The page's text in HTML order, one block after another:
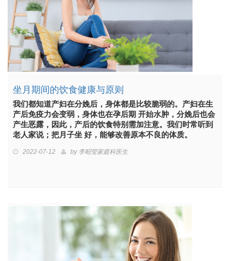
坐月期间的饮食健康与原则
我们都知道产妇在分娩后，身体都是比较脆弱的。产妇在生
产后免疫力会变弱，身体也在孕后期 开始水肿，分娩后也会
产生恶露，因此，产后的饮食特别需加注意。我们时常听到
老人家说；把月子坐 好，能够改善原本不良的体质。
2022-07-12 by 李昭莹家庭科医生